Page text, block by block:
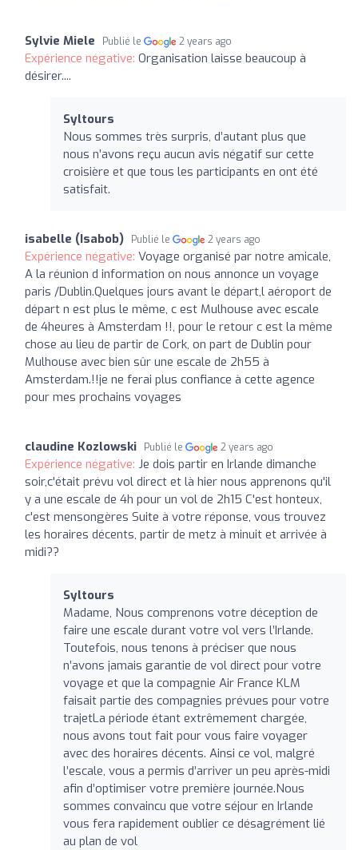
Sylvie Miele Publié le 2 years ago
Expérience négative: Organisation laisse beaucoup à
désirer....
Syltours
Nous sommes très surpris, d’autant plus que
nous n’avons reçu aucun avis négatif sur cette
croisière et que tous les participants en ont été
satisfait.
isabelle (Isabob) Publié le 2 years ago
Expérience négative: Voyage organisé par notre amicale,
A la réunion d information on nous annonce un voyage
paris /Dublin.Quelques jours avant le départ,l aéroport de
départ n est plus le même, c est Mulhouse avec escale
de 4heures à Amsterdam !!, pour le retour c est la même
chose au lieu de partir de Cork, on part de Dublin pour
Mulhouse avec bien sûr une escale de 2h55 à
Amsterdam.!!je ne ferai plus confiance à cette agence
pour mes prochains voyages
claudine Kozlowski Publié le 2 years ago
Expérience négative: Je dois partir en Irlande dimanche
soir,c'était prévu vol direct et là hier nous apprenons qu'il
y a une escale de 4h pour un vol de 2h15 C'est honteux,
c'est mensongères Suite à votre réponse, vous trouvez
les horaires décents, partir de metz à minuit et arrivée à
midi??
Syltours
Madame, Nous comprenons votre déception de
faire une escale durant votre vol vers l’Irlande.
Toutefois, nous tenons à préciser que nous
n’avons jamais garantie de vol direct pour votre
voyage et que la compagnie Air France KLM
faisait partie des compagnies prévues pour votre
trajetLa période étant extrêmement chargée,
nous avons tout fait pour vous faire voyager
avec des horaires décents. Ainsi ce vol, malgré
l’escale, vous a permis d’arriver un peu après-midi
afin d’optimiser votre première journée.Nous
sommes convaincu que votre séjour en Irlande
vous fera rapidement oublier ce désagrément lié
au plan de vol